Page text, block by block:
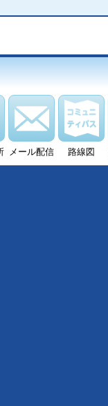
メール配信 路線図